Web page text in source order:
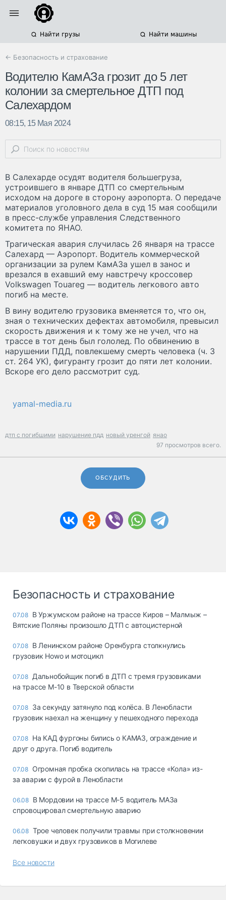
Найти грузы Найти машины
← Безопасность и страхование
Водителю КамАЗа грозит до 5 лет
колонии за смертельное ДТП под
Салехардом
08:15, 15 Мая 2024
В Салехарде осудят водителя большегруза,
устроившего в январе ДТП со смертельным
исходом на дороге в сторону аэропорта. О передаче
материалов уголовного дела в суд 15 мая сообщили
в пресс-службе управления Следственного
комитета по ЯНАО.
Трагическая авария случилась 26 января на трассе
Салехард — Аэропорт. Водитель коммерческой
организации за рулем КамАЗа ушел в занос и
врезался в ехавший ему навстречу кроссовер
Volkswagen Touareg — водитель легкового авто
погиб на месте.
В вину водителю грузовика вменяется то, что он,
зная о технических дефектах автомобиля, превысил
скорость движения и к тому же не учел, что на
трассе в тот день был гололед. По обвинению в
нарушении ПДД, повлекшему смерть человека (ч. 3
ст. 264 УК), фигуранту грозит до пяти лет колонии.
Вскоре его дело рассмотрит суд.
yamal-media.ru
дтп с погибшими нарушение пдд новый уренгой янао
97 просмотров всего.
ОБСУДИТЬ
Безопасность и страхование
07.08 В Уржумском районе на трассе Киров – Малмыж –
Вятские Поляны произошло ДТП с автоцистерной
07.08 В Ленинском районе Оренбурга столкнулись
грузовик Howo и мотоцикл
07.08 Дальнобойщик погиб в ДТП с тремя грузовиками
на трассе М-10 в Тверской области
07.08 За секунду затянуло под колёса. В Ленобласти
грузовик наехал на женщину у пешеходного перехода
07.08 На КАД фургоны бились о КАМАЗ, ограждение и
друг о друга. Погиб водитель
07.08 Огромная пробка скопилась на трассе «Кола» из-
за аварии с фурой в Ленобласти
06.08 В Мордовии на трассе М-5 водитель МАЗа
спровоцировал смертельную аварию
06.08 Трое человек получили травмы при столкновении
легковушки и двух грузовиков в Могилеве
Все новости